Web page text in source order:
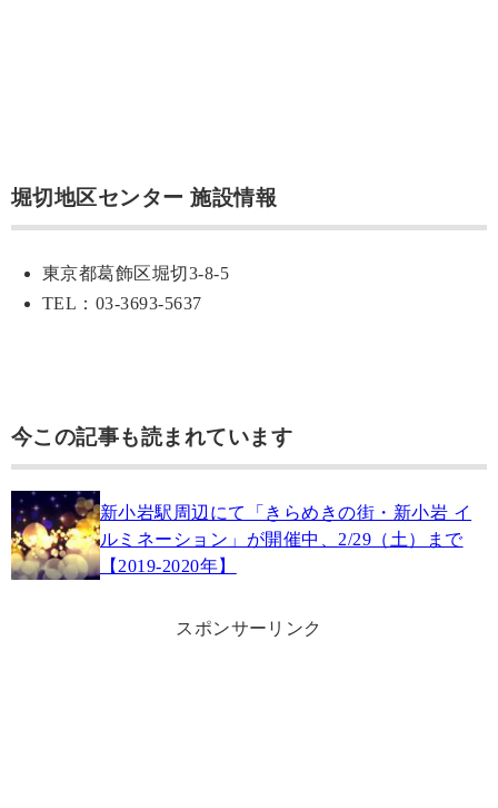
堀切地区センター 施設情報
東京都葛飾区堀切3-8-5
TEL：03-3693-5637
今この記事も読まれています
新小岩駅周辺にて「きらめきの街・新小岩 イ
ルミネーション」が開催中、2/29（土）まで
【2019-2020年】
スポンサーリンク